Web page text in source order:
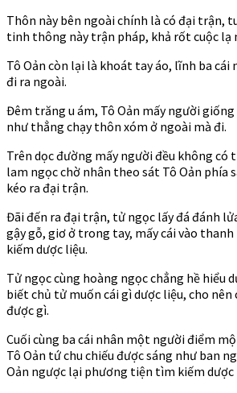
Thôn này bên ngoài chính là có đại trận,
tinh thông này trận pháp, khả rốt cuộc lạ
Tô Oản còn lại là khoát tay áo, lĩnh ba cái
đi ra ngoài.
Đêm trăng u ám, Tô Oản mấy người
như thẳng chạy thôn xóm ở ngoài mà đi.
Trên dọc đường mấy người đều không có
lam ngọc chờ nhân theo sát Tô Oản phía
kéo ra đại trận.
Đãi đến ra đại trận, tử ngọc lấy đá đánh
gậy gỗ, giơ ở trong tay, mấy cái vào
kiếm dược liệu.
Tử ngọc cùng hoàng ngọc chẳng hề hiểu
biết chủ tử muốn cái gì dược liệu, cho nên
được gì.
Cuối cùng ba cái nhân một người điểm
Tô Oản tứ chu chiếu được sáng như ban
Oản ngược lại phương tiện tìm kiếm dược